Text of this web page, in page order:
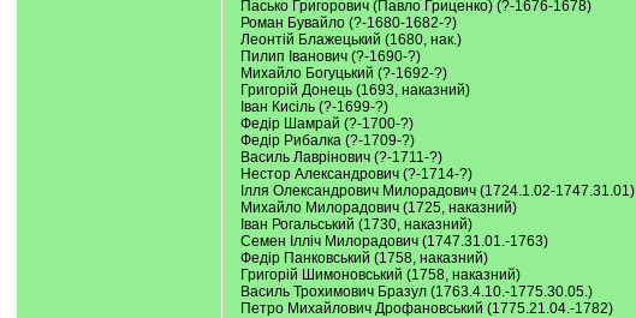
Пасько Григорович (Павло Гриценко) (?-1676-1678)
Роман Бувайло (?-1680-1682-?)
Леонтій Блажецький (1680, нак.)
Пилип Іванович (?-1690-?)
Михайло Богуцький (?-1692-?)
Григорій Донець (1693, наказний)
Іван Кисіль (?-1699-?)
Федір Шамрай (?-1700-?)
Федір Рибалка (?-1709-?)
Василь Лаврінович (?-1711-?)
Нестор Александрович (?-1714-?)
Ілля Олександрович Милорадович (1724.1.02-1747.31.01)
Михайло Милорадович (1725, наказний)
Іван Рогальський (1730, наказний)
Семен Ілліч Милорадович (1747.31.01.-1763)
Федір Панковський (1758, наказний)
Григорій Шимоновський (1758, наказний)
Василь Трохимович Бразул (1763.4.10.-1775.30.05.)
Петро Михайлович Дрофановський (1775.21.04.-1782)